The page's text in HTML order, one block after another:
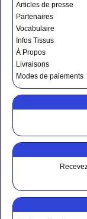
Articles de presse
Partenaires
Vocabulaire
Infos Tissus
À Propos
Livraisons
Modes de paiements